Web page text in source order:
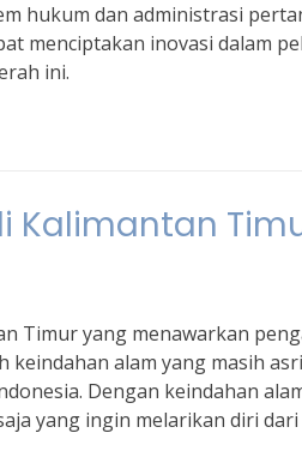
hukum dan administrasi
menciptakan inovasi dalam
ini.
Kalimantan
Timur yang menawarkan
alam yang masih
Dengan keindahan
yang ingin melarikan diri